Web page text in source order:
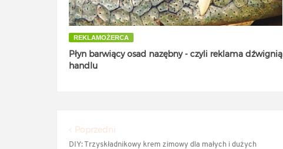
REKLAMOŻERCA
Płyn barwiący osad nazębny - czyli reklama dźwignią
handlu
Poprzedni
DIY: Trzyskładnikowy krem zimowy dla małych i dużych